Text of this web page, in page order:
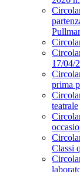
17/04/
prima
teatrale
Classi